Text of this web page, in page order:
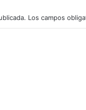
Los campos